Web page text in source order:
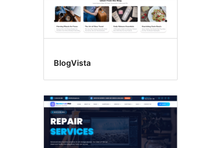
BlogVista